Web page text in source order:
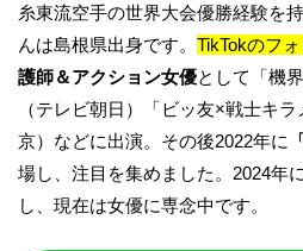
糸東流空手の世界大会優勝経験を
んは島根県出身です。 TikTokのフ
護師＆アクション女優として「機
（テレビ朝日）「ビッ友×戦士キ
京）などに出演。その後2022年に
場し、注目を集めました。2024年
し、現在は女優に専念中です。